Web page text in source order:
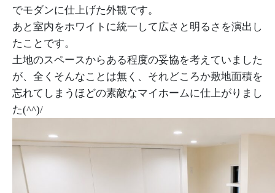
でモダンに仕上げた外観です。
あと室内をホワイトに統一して広さと明るさを演出し
たことです。
土地のスペースからある程度の妥協を考えていました
が、全くそんなことは無く、それどころか敷地面積を
忘れてしまうほどの素敵なマイホームに仕上がりまし
た(^^)/